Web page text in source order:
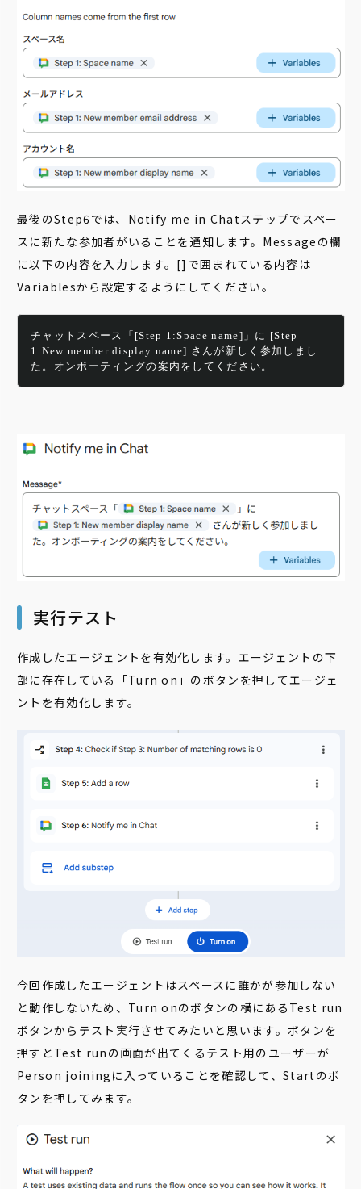
最後のStep6では、Notify me in Chatステップでスペー
スに新たな参加者がいることを通知します。Messageの欄
に以下の内容を入力します。[]で囲まれている内容は
Variablesから設定するようにしてください。
チャットスペース「[Step 1:Space name]」に [Step
1:New member display name]​​ さんが新しく参加しまし
た。オンボーティングの案内をしてください。
実行テスト
作成したエージェントを有効化します。エージェントの下
部に存在している「Turn on」のボタンを押してエージェ
ントを有効化します。
今回作成したエージェントはスペースに誰かが参加しない
と動作しないため、Turn onのボタンの横にあるTest run
ボタンからテスト実行させてみたいと思います。ボタンを
押すとTest runの画面が出てくるテスト用のユーザーが
Person joiningに入っていることを確認して、Startのボ
タンを押してみます。